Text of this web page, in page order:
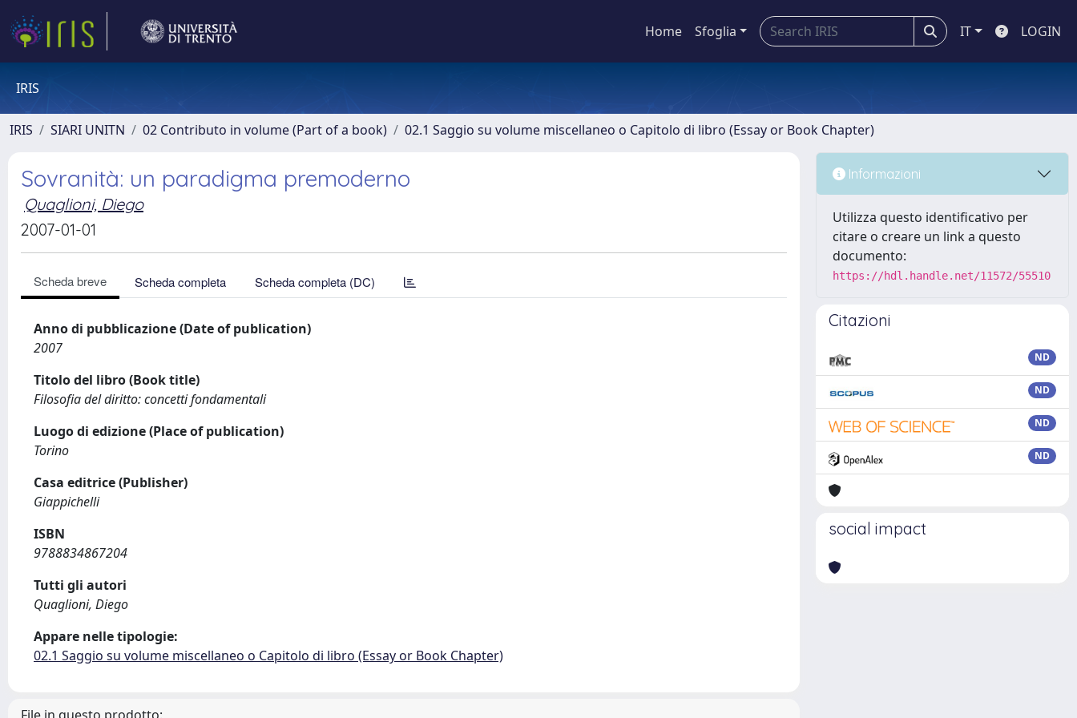
Home Sfoglia IT LOGIN
IRIS
IRIS SIARI UNITN 02 Contributo in volume (Part of a book) 02.1 Saggio su volume miscellaneo o Capitolo di libro (Essay or Book Chapter)
Sovranità: un paradigma premoderno
Quaglioni, Diego
2007-01-01
Scheda breve Scheda completa Scheda completa (DC)
Anno di pubblicazione (Date of publication)
2007
Titolo del libro (Book title)
Filosofia del diritto: concetti fondamentali
Luogo di edizione (Place of publication)
Torino
Casa editrice (Publisher)
Giappichelli
ISBN
9788834867204
Tutti gli autori
Quaglioni, Diego
Appare nelle tipologie:
02.1 Saggio su volume miscellaneo o Capitolo di libro (Essay or Book Chapter)
Informazioni
Utilizza questo identificativo per
citare o creare un link a questo
documento:
https://hdl.handle.net/11572/55510
Citazioni
ND
ND
ND
ND
social impact